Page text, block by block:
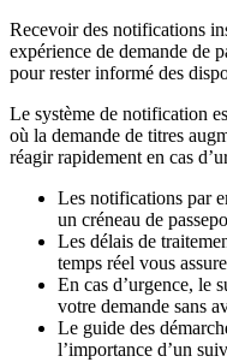
Recevoir des notifications
expérience de demande de
pour rester informé des
Le système de notification
où la demande de titres
réagir rapidement en cas
Les notifications par
un créneau de
Les délais de
temps réel vous
En cas d’urgence, le
votre demande sans
Le guide des
l’importance d’un